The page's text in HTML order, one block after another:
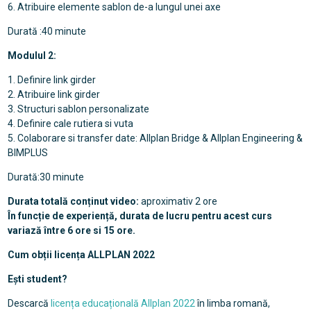
6. Atribuire elemente sablon de-a lungul unei axe
Durată :40 minute
Modulul 2:
1. Definire link girder
2. Atribuire link girder
3. Structuri sablon personalizate
4. Definire cale rutiera si vuta
5. Colaborare si transfer date: Allplan Bridge & Allplan Engineering &
BIMPLUS
Durată:30 minute
Durata totală conținut video: aproximativ 2 ore
În funcție de experiență, durata de lucru pentru acest curs
variază între 6 ore si 15 ore.
Cum obții licența ALLPLAN 2022
Ești student?
Descarcă licența educațională Allplan 2022în limba romană,